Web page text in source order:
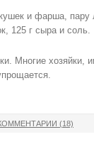
и фарша, пару
125 г сыра и соль.
Многие хозяйки,
(18)